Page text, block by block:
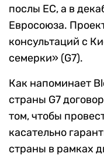
послы ЕС, а в
Евросоюза.
консультаций с
семерки» (G7).
Как напоминает
страны G7
том, чтобы
касательно
страны в рамках